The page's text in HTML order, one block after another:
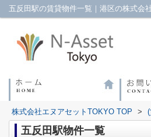
五反田駅の賃貸物件一覧｜港区の株式会
株式会社エヌアセットTOKYO TOP >
五反田駅物件一覧